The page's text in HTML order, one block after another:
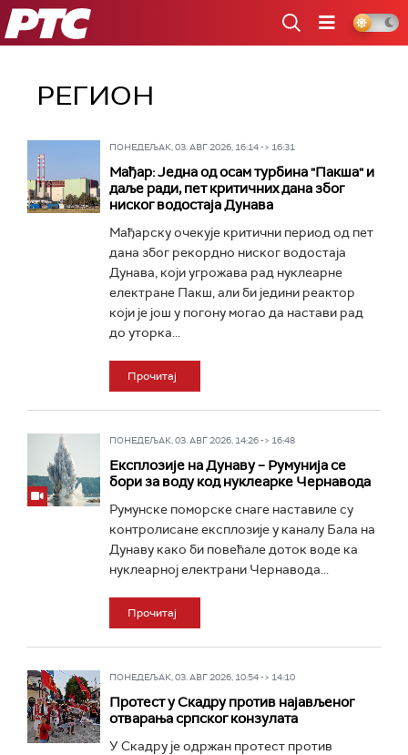
РТС
РЕГИОН
ПОНЕДЕЉАК, 03. АВГ 2026, 16:14 -> 16:31
Мађар: Jедна од осам турбина "Пакшa" и
даље ради, пет критичних дана због
ниског водостаја Дунава
Мађарску очекује критични период од пет
дана због рекордно ниског водостаја
Дунава, који угрожава рад нуклеарне
електране Пакш, али би једини реактор
који је још у погону могао да настави рад
до уторка...
Прочитај
ПОНЕДЕЉАК, 03. АВГ 2026, 14:26 -> 16:48
Експлозије на Дунаву – Румунија се
бори за воду код нуклеарке Чернавода
Румунске поморске снаге наставиле су
контролисане експлозије у каналу Бала на
Дунаву како би повећале доток воде ка
нуклеарној електрани Чернавода...
Прочитај
ПОНЕДЕЉАК, 03. АВГ 2026, 10:54 -> 14:10
Протест у Скадру против најављеног
отварања српског конзулата
У Скадру је одржан протест против